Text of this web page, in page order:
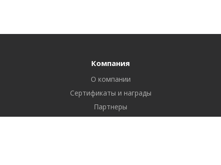
Компания
О компании
Сертификаты и награды
Партнеры